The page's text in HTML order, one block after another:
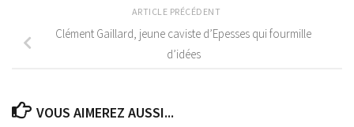
ARTICLE PRÉCÉDENT
Clément Gaillard, jeune caviste d’Epesses qui fourmille
d’idées
VOUS AIMEREZ AUSSI...